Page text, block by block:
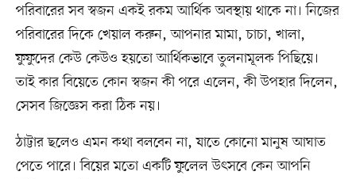
পরিবারের সব স্বজন একই রকম আর্থিক অবস্থায় থাকে না। নিজের
পরিবারের দিকে খেয়াল করুন, আপনার মামা, চাচা, খালা,
ফুফুদের কেউ কেউও হয়তো আর্থিকভাবে তুলনামূলক পিছিয়ে।
তাই কার বিয়েতে কোন স্বজন কী পরে এলেন, কী উপহার দিলেন,
সেসব জিজ্ঞেস করা ঠিক নয়।
ঠাট্টার ছলেও এমন কথা বলবেন না, যাতে কোনো মানুষ আঘাত
পেতে পারে। বিয়ের মতো একটি ফুলেল উৎসবে কেন আপনি